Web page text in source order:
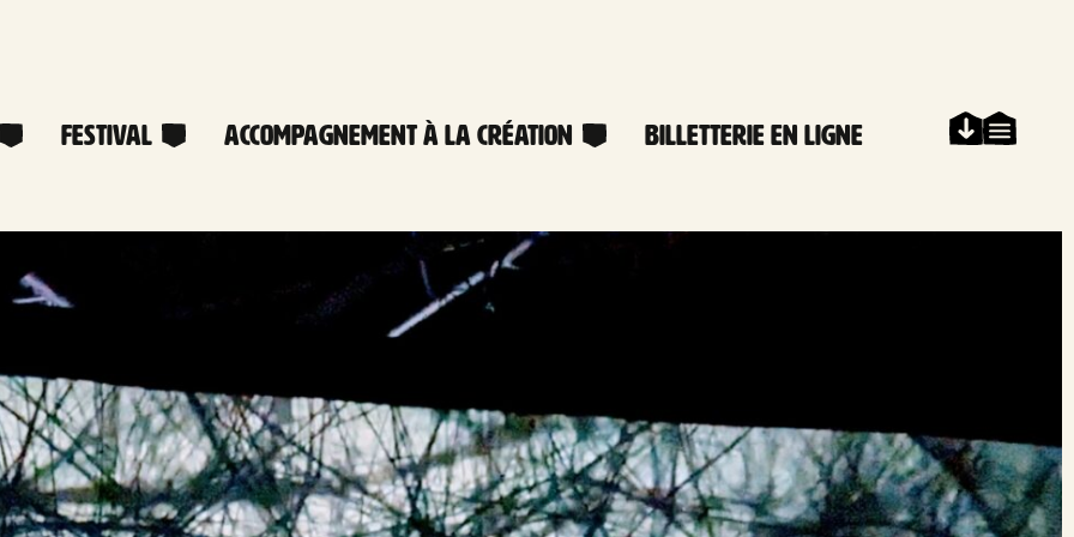
Festival Accompagnement à la création Billetterie en ligne